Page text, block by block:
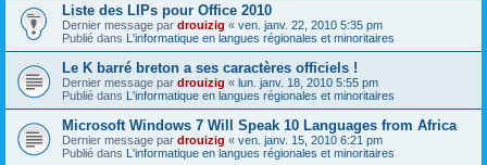
Liste des LIPs pour Office 2010
Dernier message par drouizig « ven. janv. 22, 2010 5:35 pm
Publié dans L'informatique en langues régionales et minoritaires
Le K barré breton a ses caractères officiels !
Dernier message par drouizig « lun. janv. 18, 2010 5:55 pm
Publié dans L'informatique en langues régionales et minoritaires
Microsoft Windows 7 Will Speak 10 Languages from Africa
Dernier message par drouizig « ven. janv. 15, 2010 6:21 pm
Publié dans L'informatique en langues régionales et minoritaires